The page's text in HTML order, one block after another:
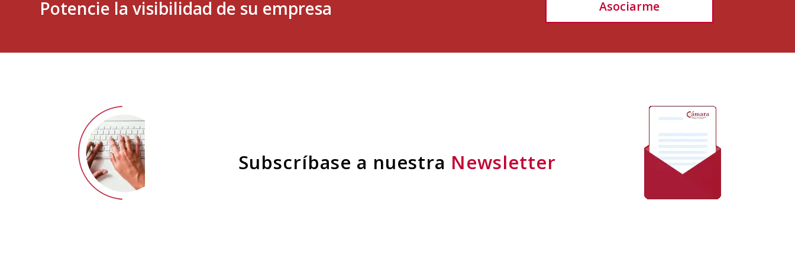
Potencie la visibilidad de su empresa Asociarme
Subscríbase a nuestra Newsletter